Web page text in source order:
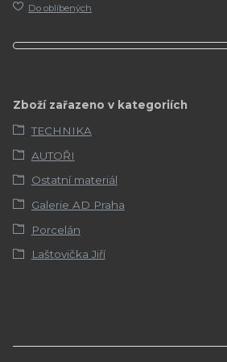
Do oblíbených
Zboží zařazeno v kategoriích
TECHNIKA
AUTOŘI
Ostatní materiál
Galerie AD Praha
Porcelán
Laštovička Jiří